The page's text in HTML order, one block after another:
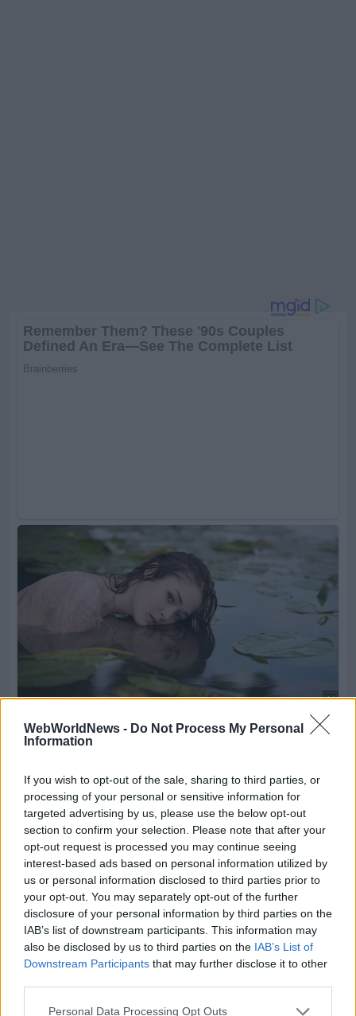
WebWorldNews - Do Not Process My Personal
Information
If you wish to opt-out of the sale, sharing to third parties, or
processing of your personal or sensitive information for
targeted advertising by us, please use the below opt-out
section to confirm your selection. Please note that after your
opt-out request is processed you may continue seeing
interest-based ads based on personal information utilized by
us or personal information disclosed to third parties prior to
your opt-out. You may separately opt-out of the further
disclosure of your personal information by third parties on the
IAB’s list of downstream participants. This information may
also be disclosed by us to third parties on the IAB’s List of
Downstream Participants that may further disclose it to other
Personal Data Processing Opt Outs